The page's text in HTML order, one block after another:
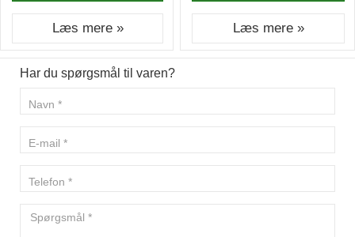
Læs mere » Læs mere »
Har du spørgsmål til varen?